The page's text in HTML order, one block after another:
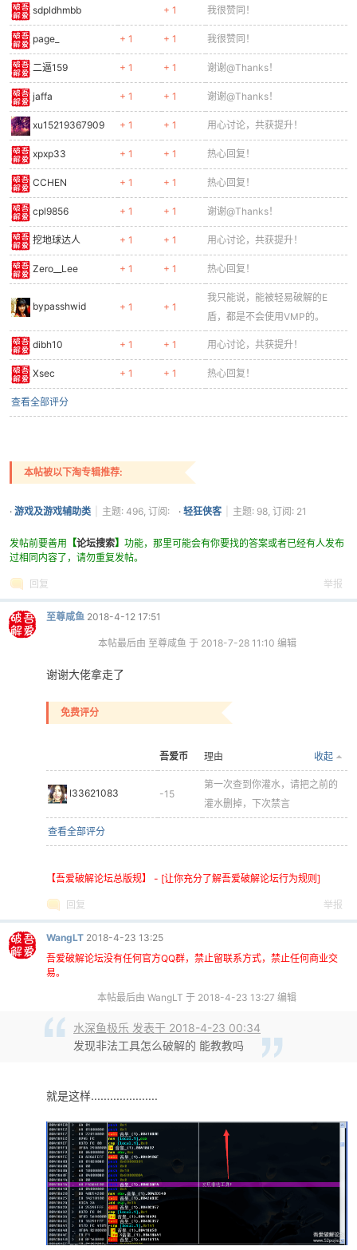
sdpldhmbb + 1 我很赞同！
page_ + 1 + 1 我很赞同！
二逼159 + 1 + 1 谢谢@Thanks！
jaffa + 1 + 1 谢谢@Thanks！
xu15219367909 + 1 + 1 用心讨论，共获提升！
xpxp33 + 1 + 1 热心回复！
CCHEN + 1 + 1 热心回复！
cpl9856 + 1 + 1 谢谢@Thanks！
挖地球达人 + 1 + 1 用心讨论，共获提升！
Zero__Lee + 1 + 1 热心回复！
bypasshwid + 1 + 1
我只能说，能被轻易破解的E
盾，都是不会使用VMP的。
dibh10 + 1 + 1 用心讨论，共获提升！
Xsec + 1 + 1 热心回复！
查看全部评分
本帖被以下淘专辑推荐:
· 游戏及游戏辅助类
主题: 496, 订阅:
· 轻狂侠客 主题: 98, 订阅: 21
发帖前要善用 【论坛搜索】 功能，那里可能会有你要找的答案或者已经有人发布
过相同内容了，请勿重复发帖。
回复 举报
至尊咸鱼 2018-4-12 17:51
本帖最后由 至尊咸鱼 于 2018-7-28 11:10 编辑
谢谢大佬拿走了
免费评分
吾爱币 收起
理由
l33621083 -15
第一次查到你灌水，请把之前的
灌水删掉，下次禁言
查看全部评分
【吾爱破解论坛总版规】 - [让你充分了解吾爱破解论坛行为规则]
回复 举报
WangLT 2018-4-23 13:25
吾爱破解论坛没有任何官方QQ群，禁止留联系方式，禁止任何商业交
易。
本帖最后由 WangLT 于 2018-4-23 13:27 编辑
水深鱼极乐 发表于 2018-4-23 00:34
发现非法工具怎么破解的 能教教吗
就是这样.....................